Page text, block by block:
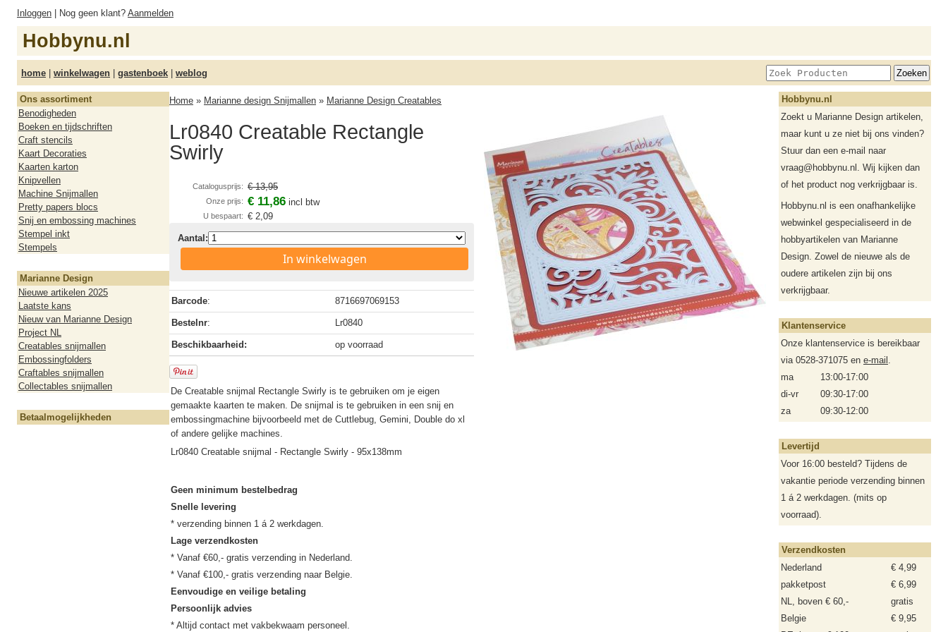
Inloggen | Nog geen klant? Aanmelden
Hobbynu.nl
home | winkelwagen | gastenboek | weblog
Ons assortiment
Benodigheden
Boeken en tijdschriften
Craft stencils
Kaart Decoraties
Kaarten karton
Knipvellen
Machine Snijmallen
Pretty papers blocs
Snij en embossing machines
Stempel inkt
Stempels
Marianne Design
Nieuwe artikelen 2025
Laatste kans
Nieuw van Marianne Design
Project NL
Creatables snijmallen
Embossingfolders
Craftables snijmallen
Collectables snijmallen
Betaalmogelijkheden
Home » Marianne design Snijmallen » Marianne Design Creatables
Lr0840 Creatable Rectangle
Swirly
Catalogusprijs: € 13,95
Onze prijs: € 11,86 incl btw
U bespaart: € 2,09
Aantal:
In winkelwagen
Barcode: 8716697069153
Bestelnr: Lr0840
Beschikbaarheid: op voorraad
De Creatable snijmal Rectangle Swirly is te gebruiken om je eigen
gemaakte kaarten te maken. De snijmal is te gebruiken in een snij en
embossingmachine bijvoorbeeld met de Cuttlebug, Gemini, Double do xl
of andere gelijke machines.
Lr0840 Creatable snijmal - Rectangle Swirly - 95x138mm
Geen minimum bestelbedrag
Snelle levering
Lage verzendkosten
* Vanaf €60,- gratis verzending in Nederland.
Eenvoudige en veilige betaling
Persoonlijk advies
Hobbynu.nl
Zoekt u Marianne Design artikelen,
maar kunt u ze niet bij ons vinden?
Stuur dan een e-mail naar
vraag@hobbynu.nl. Wij kijken dan
of het product nog verkrijgbaar is.
Hobbynu.nl is een onafhankelijke
webwinkel gespecialiseerd in de
hobbyartikelen van Marianne
Design. Zowel de nieuwe als de
oudere artikelen zijn bij ons
verkrijgbaar.
Klantenservice
Onze klantenservice is bereikbaar
via 0528-371075 en e-mail .
ma
13:00-17:00
di-vr
09:30-17:00
za
09:30-12:00
Levertijd
Voor 16:00 besteld? Tijdens de
vakantie periode verzending binnen
1 á 2 werkdagen. (mits op
voorraad).
Verzendkosten
Nederland
€ 4,99
pakketpost
€ 6,99
NL, boven € 60,-
gratis
Belgie
€ 9,95